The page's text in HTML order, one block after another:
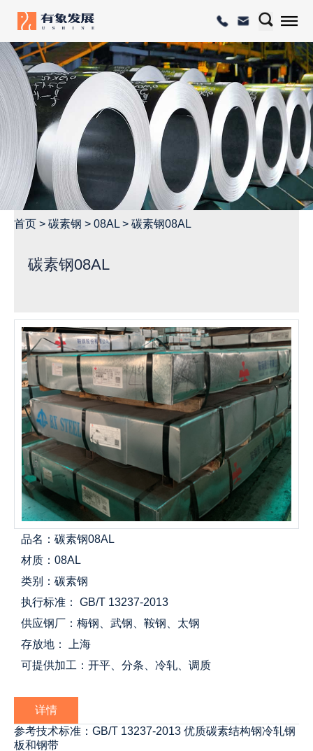
首页 > 碳素钢 > 08AL > 碳素钢08AL
碳素钢08AL
品名：碳素钢08AL
材质：08AL
类别：碳素钢
执行标准： GB/T 13237-2013
供应钢厂：梅钢、武钢、鞍钢、太钢
存放地： 上海
可提供加工：开平、分条、冷轧、调质
详情
参考技术标准：GB/T 13237-2013 优质碳素结构钢冷轧钢
板和钢带